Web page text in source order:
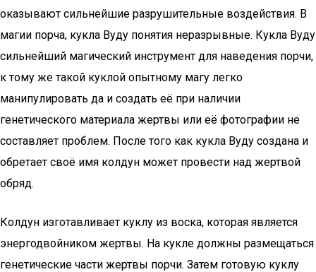
оказывают сильнейшие разрушительные воздействия. В
магии порча, кукла Вуду понятия неразрывные. Кукла Вуду
сильнейший магический инструмент для наведения порчи,
к тому же такой куклой опытному магу легко
манипулировать да и создать её при наличии
генетического материала жертвы или её фотографии не
составляет проблем. После того как кукла Вуду создана и
обретает своё имя колдун может провести над жертвой
обряд.
Колдун изготавливает куклу из воска, которая является
энергодвойником жертвы. На кукле должны размещаться
генетические части жертвы порчи. Затем готовую куклу